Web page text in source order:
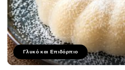
Γλυκό και Επιδόρπιο